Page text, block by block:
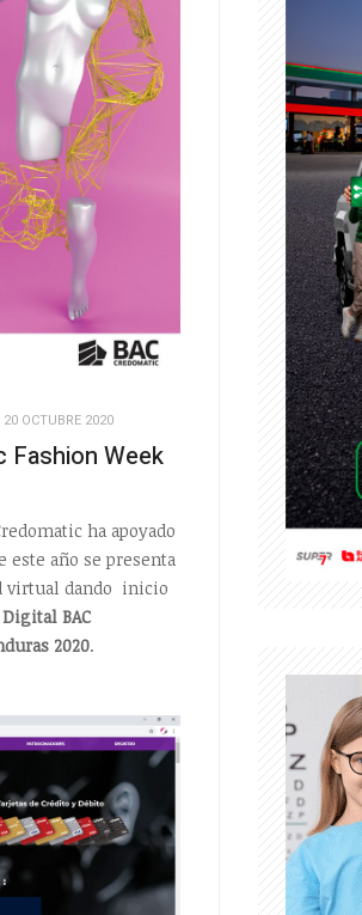
20 OCTUBRE 2020
Fashion Week
ha apoyado
este año se presenta
virtual dando inicio
Digital BAC
2020.